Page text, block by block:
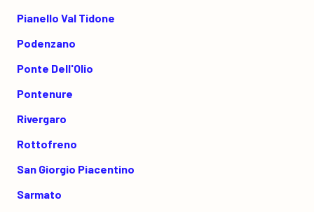
Pianello Val Tidone
Podenzano
Ponte Dell'Olio
Pontenure
Rivergaro
Rottofreno
San Giorgio Piacentino
Sarmato